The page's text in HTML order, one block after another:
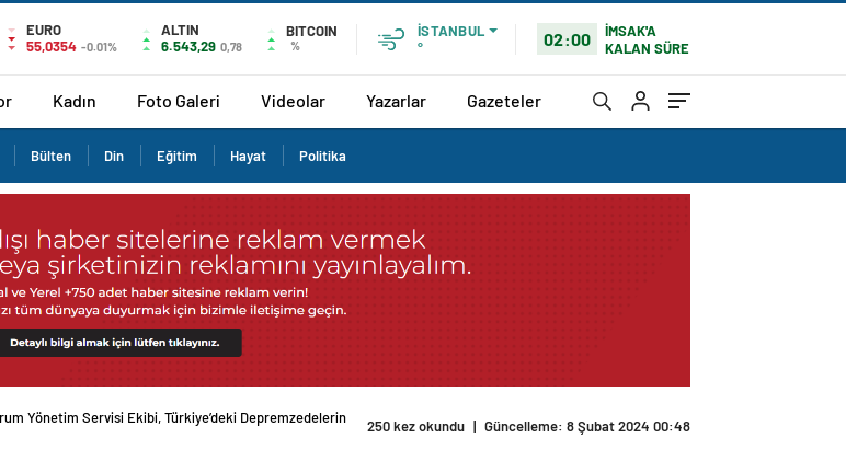
EURO
55,0354 -0.01%
ALTIN
6.543,29 0,78
BITCOIN
%
İSTANBUL
°
02:00
İMSAK'A
KALAN SÜRE
Kadın Foto Galeri Videolar Yazarlar Gazeteler
Bülten Din Eğitim Hayat Politika
Yönetim Servisi Ekibi, Türkiye’deki Depremzedelerin
250 kez okundu | Güncelleme: 8 Şubat 2024 00:48